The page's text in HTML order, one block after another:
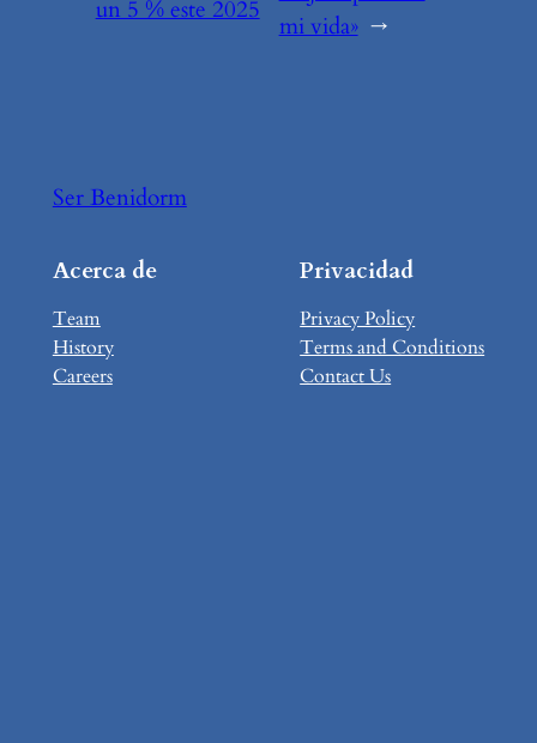
un 5 % este 2025
mi vida» →
Ser Benidorm
Acerca de
Team
History
Careers
Privacidad
Privacy Policy
Terms and Conditions
Contact Us